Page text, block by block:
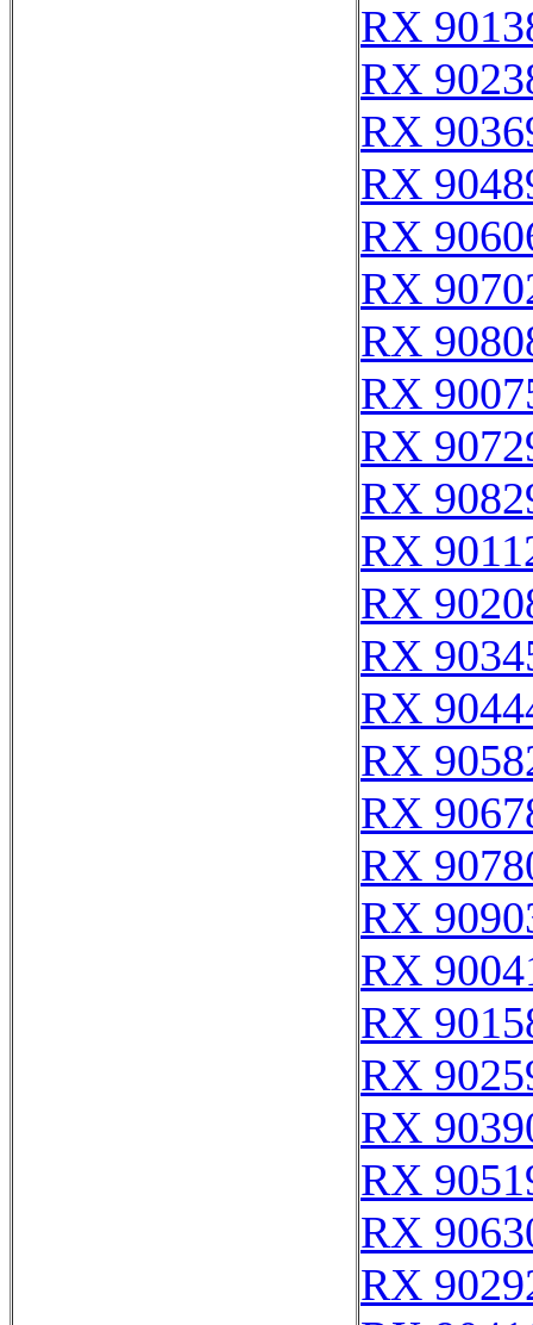
RX
RX
RX
RX
RX
RX
RX
RX
RX
RX
RX
RX
RX
RX
RX
RX
RX
RX
RX
RX
RX
RX
RX
RX
RX